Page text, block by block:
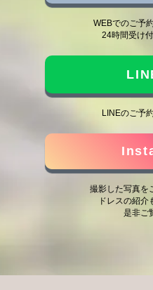
WEBでのご予
24時間受け
LINEのご予
撮影した写真を
ドレスの紹介
是非ご